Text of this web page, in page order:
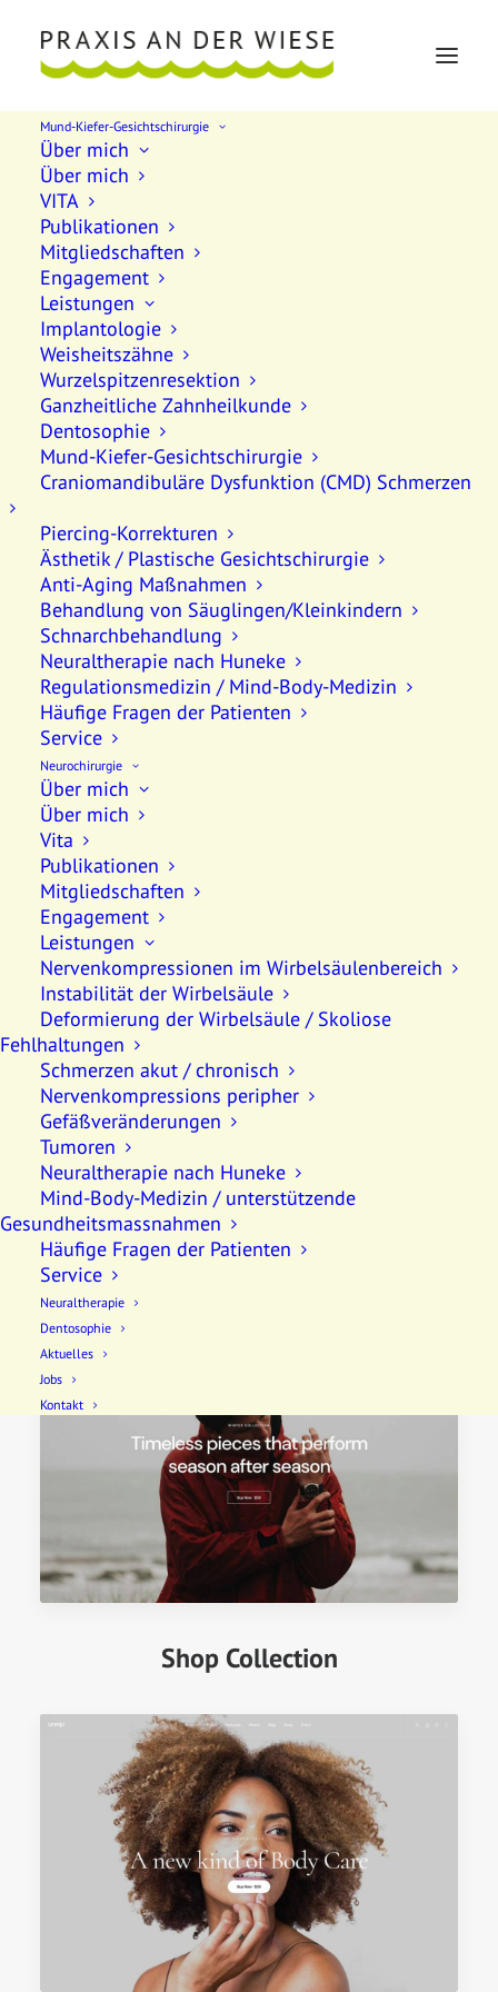
Mund-Kiefer-Gesichtschirurgie
Über mich
Über mich
VITA
Publikationen
Mitgliedschaften
Engagement
Leistungen
Implantologie
Weisheitszähne
Wurzelspitzenresektion
Ganzheitliche Zahnheilkunde
Dentosophie
Mund-Kiefer-Gesichtschirurgie
Craniomandibuläre Dysfunktion (CMD) Schmerzen
Piercing-Korrekturen
Ästhetik / Plastische Gesichtschirurgie
Anti-Aging Maßnahmen
Behandlung von Säuglingen/Kleinkindern
Schnarchbehandlung
Neuraltherapie nach Huneke
Regulationsmedizin / Mind-Body-Medizin
Häufige Fragen der Patienten
Service
Neurochirurgie
Über mich
Über mich
Vita
Publikationen
Mitgliedschaften
Engagement
Leistungen
Nervenkompressionen im Wirbelsäulenbereich
Instabilität der Wirbelsäule
Deformierung der Wirbelsäule / Skoliose
Fehlhaltungen
Schmerzen akut / chronisch
Nervenkompressions peripher
Gefäßveränderungen
Tumoren
Neuraltherapie nach Huneke
Mind-Body-Medizin / unterstützende
Gesundheitsmassnahmen
Häufige Fragen der Patienten
Service
Neuraltherapie
Dentosophie
Aktuelles
Jobs
Kontakt
This is a custom category page for Shop
Shop Organic
Shop Landing
Shop Collection